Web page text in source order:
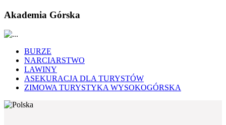
Akademia Górska
BURZE
NARCIARSTWO
LAWINY
ASEKURACJA DLA TURYSTÓW
ZIMOWA TURYSTYKA WYSOKOGÓRSKA